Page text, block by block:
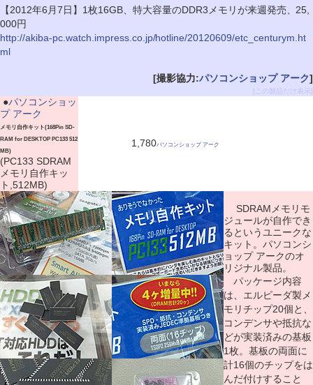
【2012年6月7日】1枚16GB、特大容量のDDR3メモリが来週発売、25,
000円
http://akiba-pc.watch.impress.co.jp/hotline/20120609/etc_centurym.ht
ml
[撮影協力:パソコンショップ アーク]
[この製品だけ表示]
●パソコンショッ
プ アーク
メモリ自作キット(168Pin SD-
RAM for DESKTOP PC133 512
MB)
(PC133 SDRAM
メモリ自作キッ
ト,512MB)
1,780パソコンショップ アーク
SDRAMメモリモ
ジュールが自作でき
るというユニークな
キット。パソコンシ
ョップ アークのオ
リジナル製品。
パッケージ内容
は、エルピーダ製メ
モリチップ20個と、
コンデンサや抵抗な
どが実装済みの基板
1枚。基板の両面に
計16個のチップをは
んだ付けすること